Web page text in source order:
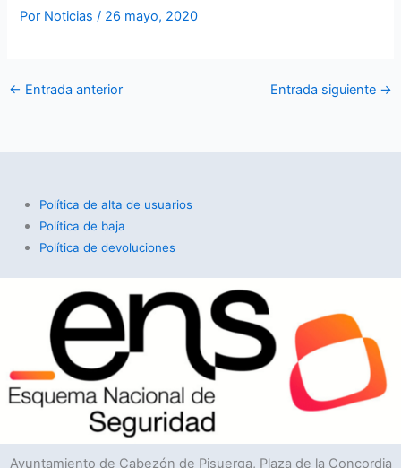
Por Noticias/ 26 mayo, 2020
← Entrada anterior Entrada siguiente →
Política de alta de usuarios
Política de baja
Política de devoluciones
Ayuntamiento de Cabezón de Pisuerga, Plaza de la Concordia